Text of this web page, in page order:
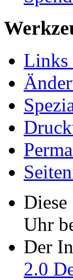
Links
Uhr
Der
2.0